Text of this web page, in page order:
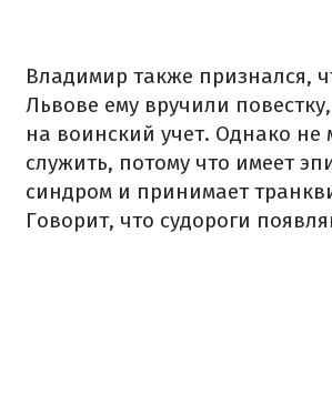
Владимир также признался,
Львове ему вручили
на воинский учет. Однако не
служить, потому что имеет
синдром и принимает
Говорит, что судороги